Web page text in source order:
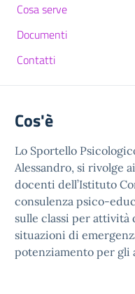
Cosa serve
Documenti
Contatti
Cos'è
Lo Sportello
Alessandro, si rivolge
docenti dell’Istituto
consulenza psico-
sulle classi per attività
situazioni di
potenziamento per gli